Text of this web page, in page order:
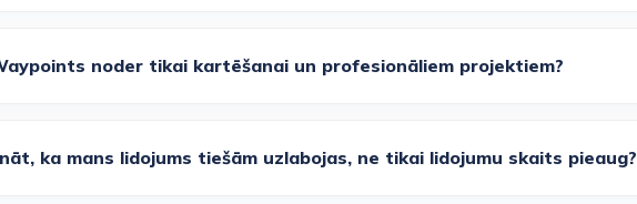
noder tikai kartēšanai un profesionāliem projektiem?
ka mans lidojums tiešām uzlabojas, ne tikai lidojumu skaits pieaug?